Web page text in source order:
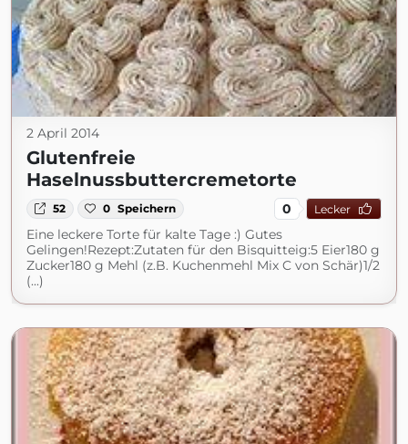
2 April 2014
Glutenfreie
Haselnussbuttercremetorte
52 0 Speichern 0 Lecker
Eine leckere Torte für kalte Tage :) Gutes
Gelingen!Rezept:Zutaten für den Bisquitteig:5 Eier180 g
Zucker180 g Mehl (z.B. Kuchenmehl Mix C von Schär)1/2
(...)